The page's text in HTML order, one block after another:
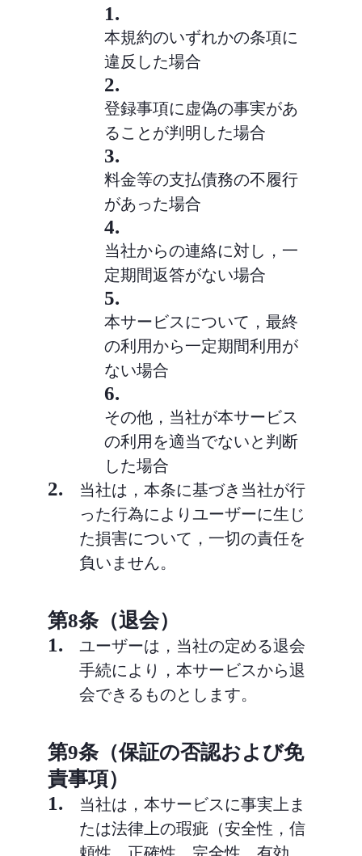
1.
本規約のいずれかの条項に
違反した場合
2.
登録事項に虚偽の事実があ
ることが判明した場合
3.
料金等の支払債務の不履行
があった場合
4.
当社からの連絡に対し，一
定期間返答がない場合
5.
本サービスについて，最終
の利用から一定期間利用が
ない場合
6.
その他，当社が本サービス
の利用を適当でないと判断
した場合
2.
当社は，本条に基づき当社が行
った行為によりユーザーに生じ
た損害について，一切の責任を
負いません。
第8条（退会）
1.
ユーザーは，当社の定める退会
手続により，本サービスから退
会できるものとします。
第9条（保証の否認および免
責事項）
1.
当社は，本サービスに事実上ま
たは法律上の瑕疵（安全性，信